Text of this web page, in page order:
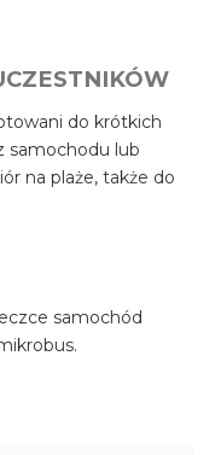
do krótkich
samochodu lub
na plaże, także do
samochód